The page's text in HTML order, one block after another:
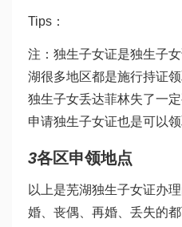
Tips：
注：独生子女证是独生子
湖很多地区都是施行持证
独生子女丢达菲林失了一
申请独生子女证也是可以领
3各区申领地点
以上是芜湖独生子女证办
婚、丧偶、再婚、丢失的